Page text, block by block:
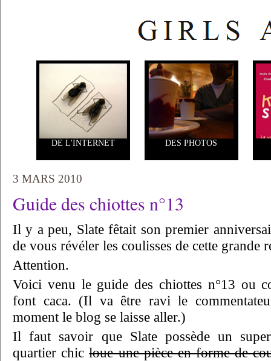
DE L'INTERNET DES PHOTOS
3 MARS 2010
Guide des chiottes n°13
Il y a peu, Slate fêtait son premier
de vous révéler les coulisses de cette grande
Attention.
Voici venu le guide des chiottes n°13 ou
font caca. (Il va être ravi le
moment le blog se laisse aller.)
Il faut savoir que Slate possède un
quartier chicloue une pièce en forme de